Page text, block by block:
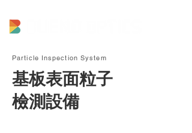
Particle Inspection System
基板表面粒子
檢測設備